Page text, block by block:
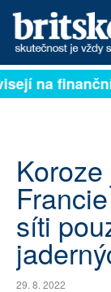
PŘIHLÁSIT
ARCHIV
ROZHOVORY
TÉMATA
NEJČTENĚJŠÍ ZA
na
síti
29. 8. 2022